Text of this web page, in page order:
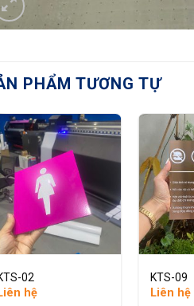
PHẨM TƯƠNG TỰ
02
Liên hệ
KTS-09
Liên hệ